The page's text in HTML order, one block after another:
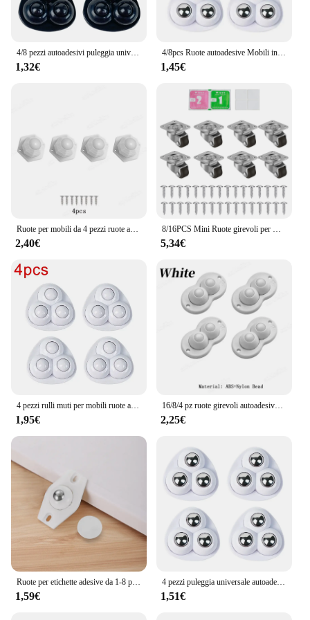
1,32€
4/8pcs Ruote autoadesive Mobili in acciaio inossidabile Ruote rotanti Silenzioso 360 gradi Mobili da corsa Ruote girevoli per riporre mobili
1,45€
2,40€ 5,34€
1,95€
16/8/4 pz ruote girevoli autoadesive in acciaio inox Nylon 360 gradi di rotazione pasta ruote girevoli puleggia appiccicosa per mobili
2,25€
1,59€
4 pezzi puleggia universale autoadesiva ruote rotanti Mute 4 perline palla per scatola portaoggetti per mobili comodino spostare accessori
1,51€